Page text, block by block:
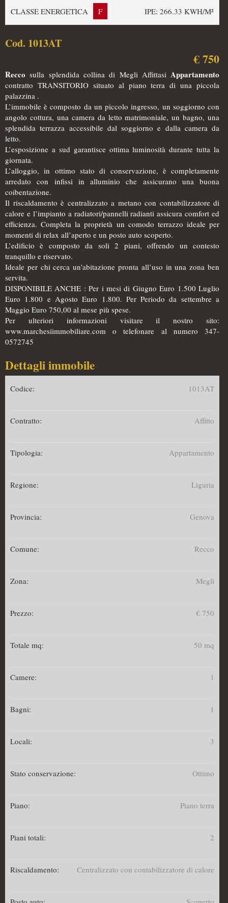
CLASSE ENERGETICA F IPE: 266.33 KWH/M²
Cod. 1013AT
€ 750
Recco sulla splendida collina di Megli AffittasiAppartamento
contratto TRANSITORIO situato al piano terra di una piccola
palazzina .
L’immobile è composto da un piccolo ingresso, un soggiorno con
angolo cottura, una camera da letto matrimoniale, un bagno, una
splendida terrazza accessibile dal soggiorno e dalla camera da
letto.
L’esposizione a sud garantisce ottima luminosità durante tutta la
giornata.
L’alloggio, in ottimo stato di conservazione, è completamente
arredato con infissi in alluminio che assicurano una buona
coibentazione.
Il riscaldamento è centralizzato a metano con contabilizzatore di
calore e l’impianto a radiatori/pannelli radianti assicura comfort ed
efficienza. Completa la proprietà un comodo terrazzo ideale per
momenti di relax all’aperto e un posto auto scoperto.
L’edificio è composto da soli 2 piani, offrendo un contesto
tranquillo e riservato.
Ideale per chi cerca un'abitazione pronta all’uso in una zona ben
servita.
DISPONIBILE ANCHE : Per i mesi di Giugno Euro 1.500 Luglio
Euro 1.800 e Agosto Euro 1.800. Per Periodo da settembre a
Maggio Euro 750,00 al mese più spese.
Per ulteriori informazioni visitare il nostro sito:
www.marchesiimmobiliare.com o telefonare al numero 347-
0572745
Dettagli immobile
Codice: 1013AT
Contratto: Affitto
Tipologia: Appartamento
Regione: Liguria
Provincia: Genova
Comune: Recco
Zona: Megli
Prezzo: € 750
Totale mq: 50 mq
Camere: 1
Bagni: 1
Locali: 3
Stato conservazione: Ottimo
Piano: Piano terra
Piani totali: 2
Riscaldamento: Centralizzato con contabilizzatore di calore